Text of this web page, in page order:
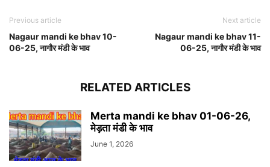
Previous article
Nagaur mandi ke bhav 10-
06-25, नागौर मंडी के भाव
Next article
Nagaur mandi ke bhav 11-
06-25, नागौर मंडी के भाव
RELATED ARTICLES
Merta mandi ke bhav 01-06-26,
मेड़ता मंडी के भाव
June 1, 2026